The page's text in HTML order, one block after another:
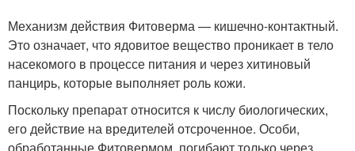
Механизм действия Фитоверма — кишечно-контактный.
Это означает, что ядовитое вещество проникает в тело
насекомого в процессе питания и через хитиновый
панцирь, которые выполняет роль кожи.
Поскольку препарат относится к числу биологических,
его действие на вредителей отсроченное. Особи,
обработанные Фитовермом, погибают только через